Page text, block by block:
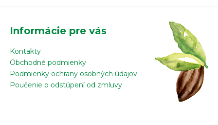
i
Informácie pre vás
Kontakty
Obchodné podmienky
Podmienky ochrany osobných údajov
Poučenie o odstúpení od zmluvy